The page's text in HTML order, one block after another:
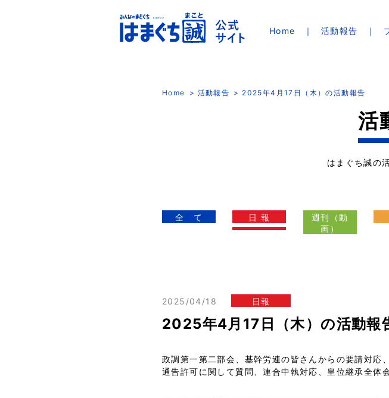
Home 活動報告
Home 活動報告 2025年4月17日（木）の活動報告
活
はまぐち誠の
全 て 日 報
週刊（動
画）
2025/04/18 日報
2025年4月17日（木）の活動報
政調第一第二部会、基幹労連の皆さんからの要請対応
通告許可に関して質問、連合中執対応、皇位継承全体